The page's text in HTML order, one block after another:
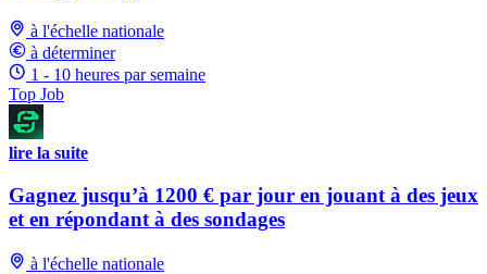
à l'échelle nationale
à déterminer
1 - 10 heures par semaine
Top Job
lire la suite
Gagnez jusqu’à 1200 € par jour en jouant à des jeux
et en répondant à des sondages
à l'échelle nationale